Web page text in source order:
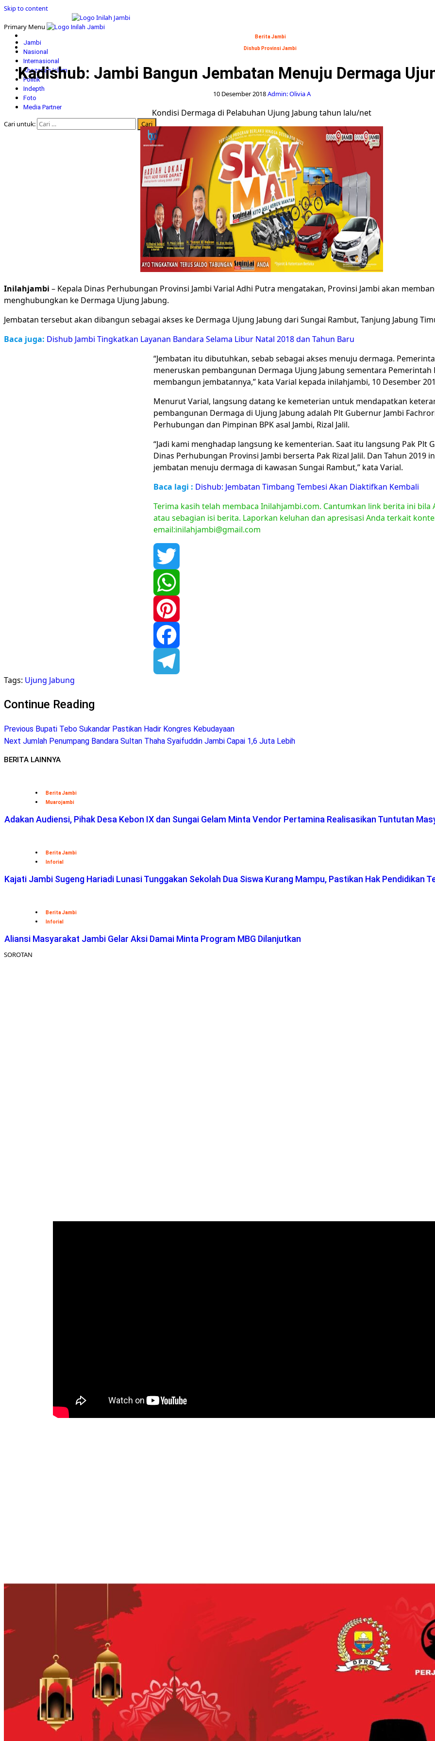
Skip to content
Primary Menu
Jambi
Nasional
Internasional
Khazanah Islam
Politik
Indepth
Foto
Media Partner
Cari untuk:
Berita Jambi
Dishub Provinsi Jambi
Kadishub: Jambi Bangun Jembatan Menuju Dermaga
10 Desember 2018Admin: Olivia A
Kondisi Dermaga di Pelabuhan Ujung Jabung tahun lalu/net
Inilahjambi – Kepala Dinas Perhubungan Provinsi Jambi Varial Adhi Putra mengatakan, Provinsi Jambi akan
menghubungkan ke Dermaga Ujung Jabung.
Jembatan tersebut akan dibangun sebagai akses ke Dermaga Ujung Jabung dari Sungai Rambut, Tanjung Jabung
Baca juga: Dishub Jambi Tingkatkan Layanan Bandara Selama Libur Natal 2018 dan Tahun Baru
“Jembatan itu dibutuhkan, sebab sebagai akses menuju dermaga.
meneruskan pembangunan Dermaga Ujung Jabung sementara Pemerintah
membangun jembatannya,” kata Varial kepada inilahjambi, 10 Desember
Menurut Varial, langsung datang ke kemeterian untuk mendapatkan
pembangunan Dermaga di Ujung Jabung adalah Plt Gubernur Jambi
Perhubungan dan Pimpinan BPK asal Jambi, Rizal Jalil.
“Jadi kami menghadap langsung ke kementerian. Saat itu langsung Pak Plt
Dinas Perhubungan Provinsi Jambi berserta Pak Rizal Jalil. Dan Tahun 2019
jembatan menuju dermaga di kawasan Sungai Rambut,” kata Varial.
Baca lagi : Dishub: Jembatan Timbang Tembesi Akan Diaktifkan Kembali
Terima kasih telah membaca Inilahjambi.com. Cantumkan link berita ini
atau sebagian isi berita. Laporkan keluhan dan apresisasi Anda terkait
email:inilahjambi@gmail.com
Twitter
WhatsApp
Pinterest
Facebook
Telegram
Tags: Ujung Jabung
Continue Reading
Previous Bupati Tebo Sukandar Pastikan Hadir Kongres Kebudayaan
Next Jumlah Penumpang Bandara Sultan Thaha Syaifuddin Jambi Capai 1,6 Juta Lebih
BERITA LAINNYA
Berita Jambi
Muarojambi
Adakan Audiensi, Pihak Desa Kebon IX dan Sungai Gelam Minta Vendor Pertamina Realisasikan Tuntutan
Berita Jambi
Inforial
Kajati Jambi Sugeng Hariadi Lunasi Tunggakan Sekolah Dua Siswa Kurang Mampu, Pastikan Hak Pendidikan
Berita Jambi
Inforial
Aliansi Masyarakat Jambi Gelar Aksi Damai Minta Program MBG Dilanjutkan
SOROTAN